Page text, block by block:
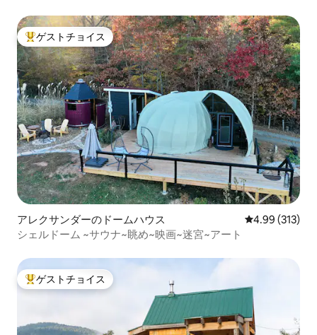
大好評のゲストチョイスです。
ゲストチョイス
アレクサンダーのドームハウス レビュー313
4.99 (313)
シェルドーム ~サウナ~眺め~映画~迷宮~アート
大好評のゲストチョイスです。
ゲストチョイス